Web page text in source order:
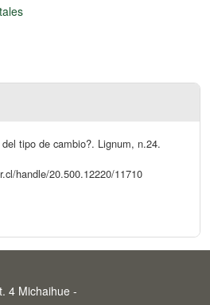
tipo de cambio?. Lignum, n.24.
handle/20.500.12220/11710
4 Michaihue -